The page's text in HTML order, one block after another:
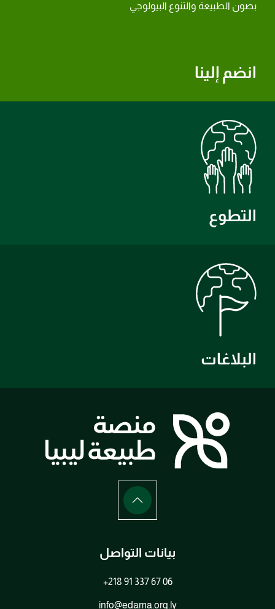
انضم إلينا
بصون الطبيعة والتنوع البيولوجي
التطوع
البلاغات
بيانات التواصل
+218 91 337 67 06
info@edama.org.ly